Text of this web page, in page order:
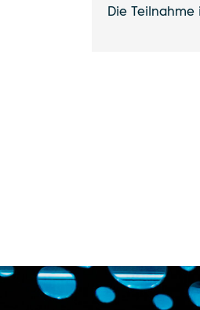
Die Teilnahme